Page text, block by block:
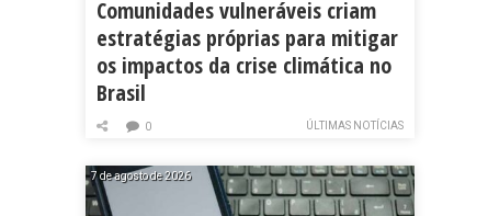
Comunidades vulneráveis criam
estratégias próprias para mitigar
os impactos da crise climática no
Brasil
ÚLTIMAS NOTÍCIAS
0
7 de agosto de 2026